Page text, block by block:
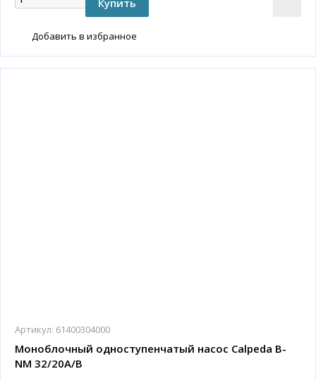
Добавить в избранное
Артикул: 61400304000
Моноблочный одноступенчатый насос Calpeda B-
NM 32/20A/B